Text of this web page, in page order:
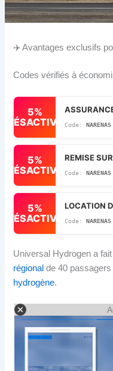
✈️ Avantages exclusifs
Codes vérifiés à
5%
DÉSACTIVÉ
NARENAS
5%
DÉSACTIVÉ
REMISE
NARENAS
5%
DÉSACTIVÉ
LOCATION
NARENAS
Universal Hydrogen a
régional de 40
hydrogène.